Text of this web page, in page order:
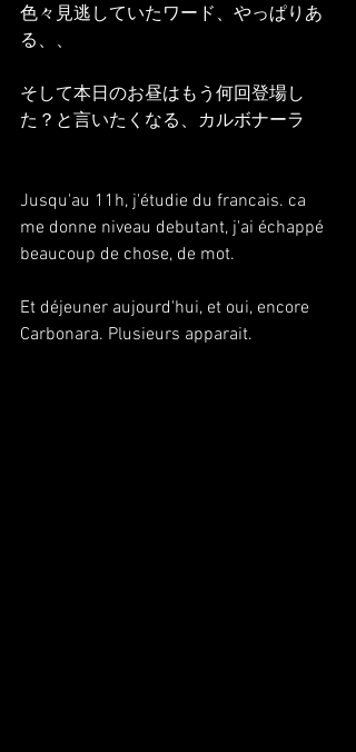
色々見逃していたワード、やっぱりあ
る、、
そして本日のお昼はもう何回登場し
た？と言いたくなる、カルボナーラ
Jusqu'au 11h, j'étudie du francais. ca
me donne niveau debutant, j'ai échappé
beaucoup de chose, de mot.
Et déjeuner aujourd'hui, et oui, encore
Carbonara. Plusieurs apparait.